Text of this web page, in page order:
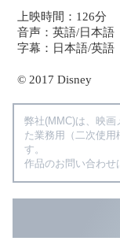
上映時間：126分
音声：英語/日本語
字幕：日本語/英語
© 2017 Disney
弊社(MMC)は、映
た業務用（二次使用
す。
作品のお問い合わせ